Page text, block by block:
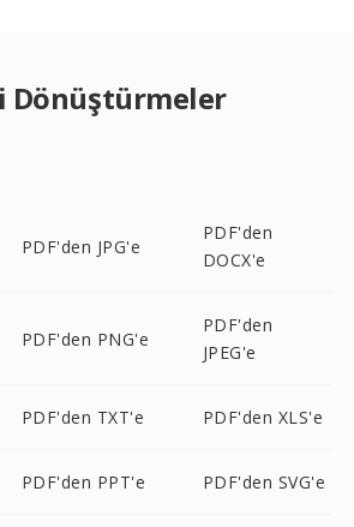
Dönüştürmeler
PDF'den JPG'e
PDF'den
DOCX'e
PDF'den PNG'e
PDF'den
JPEG'e
PDF'den TXT'e PDF'den XLS'e
PDF'den PPT'e PDF'den SVG'e